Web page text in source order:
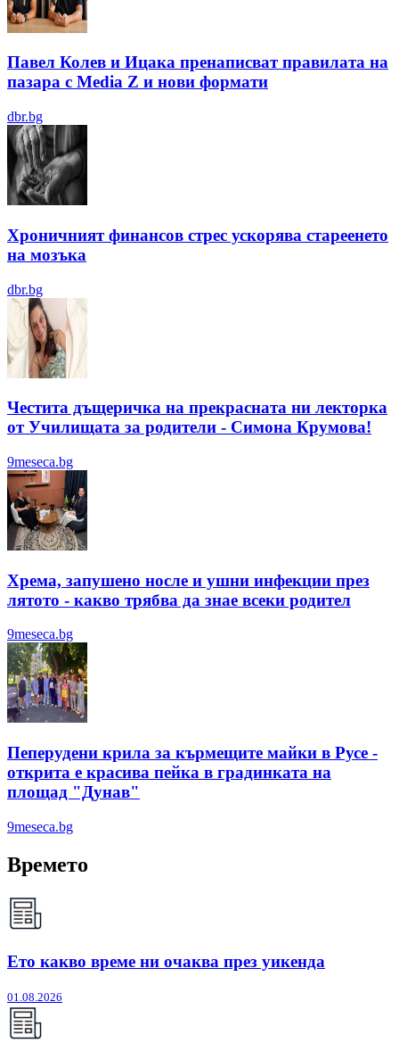
Павел Колев и Ицака пренаписват правилата на
пазара с Media Z и нови формати
dbr.bg
Хроничният финансов стрес ускорява стареенето
на мозъка
dbr.bg
Честита дъщеричка на прекрасната ни лекторка
от Училищата за родители - Симона Крумова!
9meseca.bg
Хрема, запушено носле и ушни инфекции през
лятотo - какво трябва да знае всеки родител
9meseca.bg
Пеперудени крила за кърмещите майки в Русе -
открита е красива пейка в градинката на
площад "Дунав"
9meseca.bg
Времето
Ето какво време ни очаква през уикенда
01.08.2026